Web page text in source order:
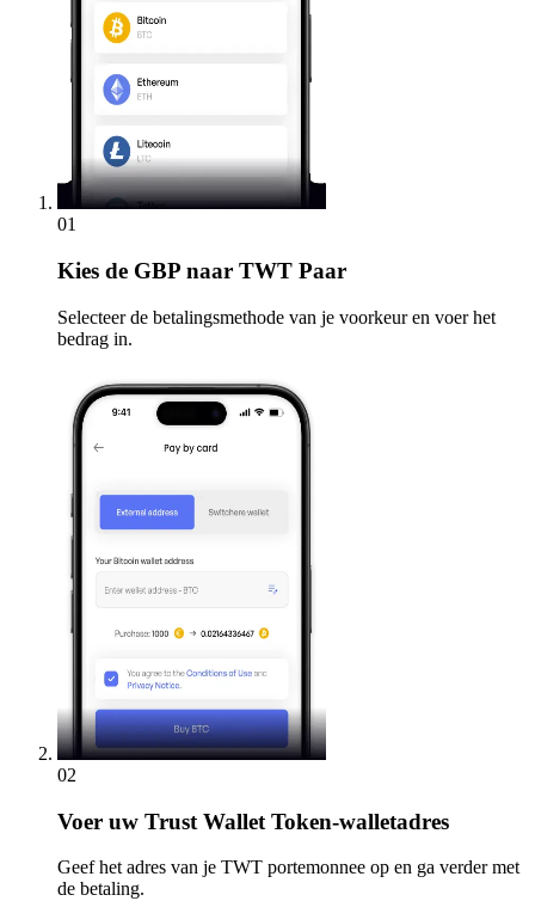
01
Kies de GBP naar TWT Paar
Selecteer de betalingsmethode van je voorkeur en voer het
bedrag in.
02
Voer uw Trust Wallet Token-walletadres
Geef het adres van je TWT portemonnee op en ga verder met
de betaling.